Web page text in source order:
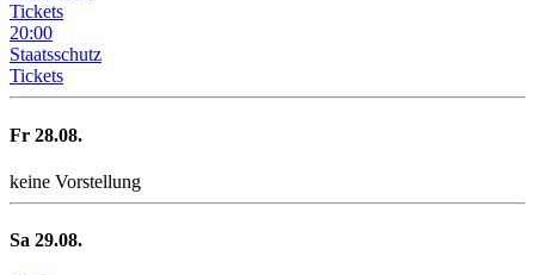
Tickets
20:00
Staatsschutz
Tickets
Fr 28.08.
keine Vorstellung
Sa 29.08.